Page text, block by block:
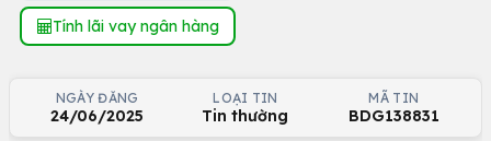
Tính lãi vay ngân hàng
NGÀY ĐĂNG
24/06/2025
LOẠI TIN
Tin thường
MÃ TIN
BDG138831